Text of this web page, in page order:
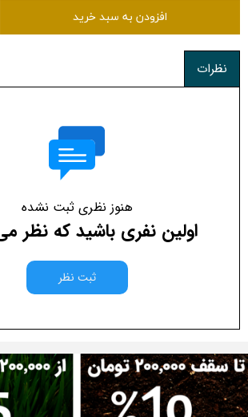
افزودن به سبد خرید
نظرات
هنوز نظری ثبت نشده
اولین نفری باشید که نظر
ثبت نظر